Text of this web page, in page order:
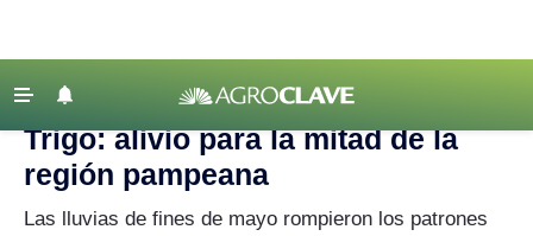
Agricultura
‹ VOLVER
Agroclave Agricultura | trigo
Trigo: alivio para la mitad de la
región pampeana
Las lluvias de fines de mayo rompieron los patrones